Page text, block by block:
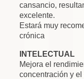
cansancio,
excelente.
Estará muy
crónica
INTELECTUAL
Mejora el
concentración y